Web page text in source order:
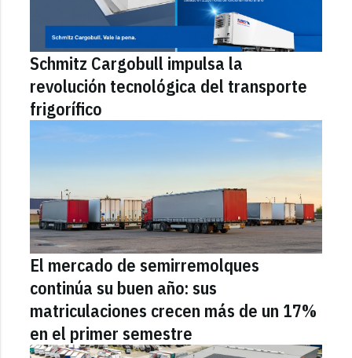
Schmitz Cargobull impulsa la
revolución tecnológica del transporte
frigorífico
El mercado de semirremolques
continúa su buen año: sus
matriculaciones crecen más de un 17%
en el primer semestre